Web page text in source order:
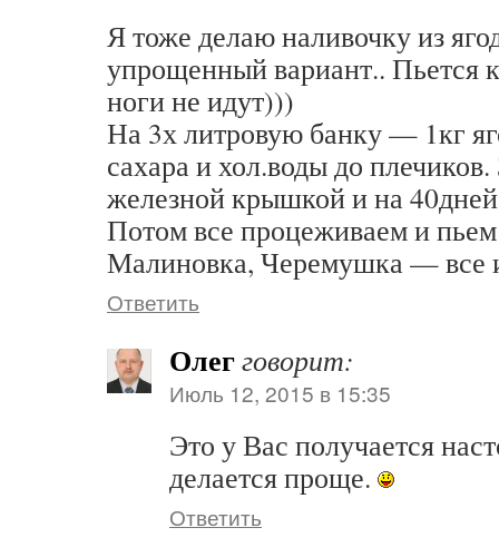
Я тоже делаю наливочку из
упрощенный вариант.. Пьется
ноги не идут)))
На 3х литровую банку — 1кг
сахара и хол.воды до плечиков.
железной крышкой и на
Потом все процеживаем и
Малиновка, Черемушка — все
Ответить
Олегговорит:
Июль 12, 2015 в 15:35
Это у Вас получается
делается проще.
Ответить